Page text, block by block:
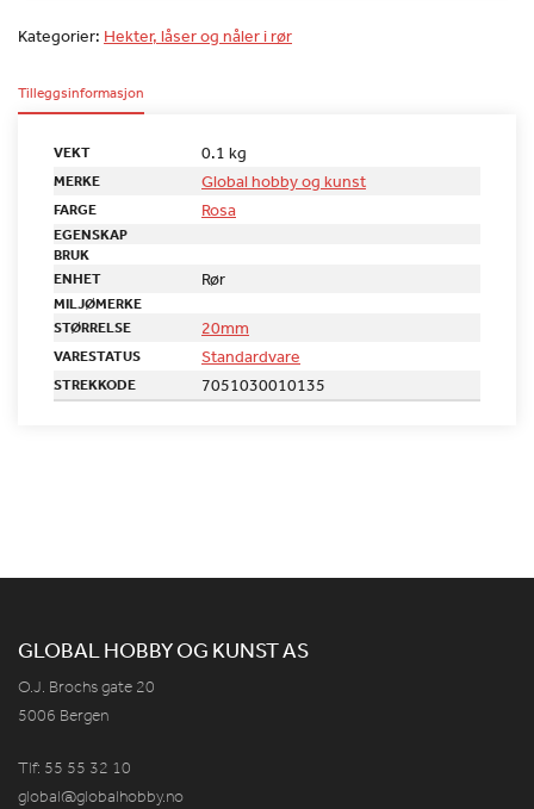
Kategorier: Hekter, låser og nåler i rør
Tilleggsinformasjon
VEKT 0.1 kg
MERKE Global hobby og kunst
FARGE Rosa
EGENSKAP
BRUK
ENHET
Rør
MILJØMERKE
STØRRELSE
20mm
VARESTATUS Standardvare
STREKKODE 7051030010135
GLOBAL HOBBY OG KUNST AS
O.J. Brochs gate 20
5006 Bergen
Tlf: 55 55 32 10
global@globalhobby.no